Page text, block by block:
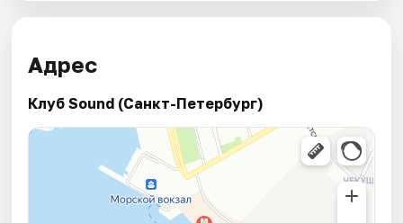
Адрес
Клуб Sound (Санкт-Петербург)